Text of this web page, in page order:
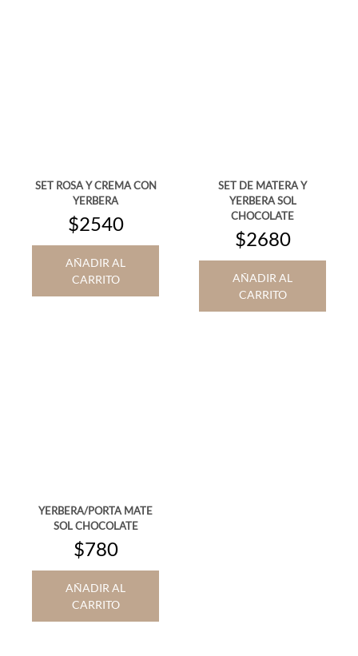
SET ROSA Y CREMA CON
YERBERA
$2540
AÑADIR AL
CARRITO
SET DE MATERA Y
YERBERA SOL
CHOCOLATE
$2680
AÑADIR AL
CARRITO
YERBERA/PORTA MATE
SOL CHOCOLATE
$780
AÑADIR AL
CARRITO